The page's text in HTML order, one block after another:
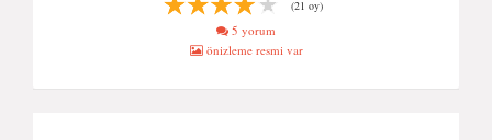
(21 oy)
5 yorum
önizleme resmi var